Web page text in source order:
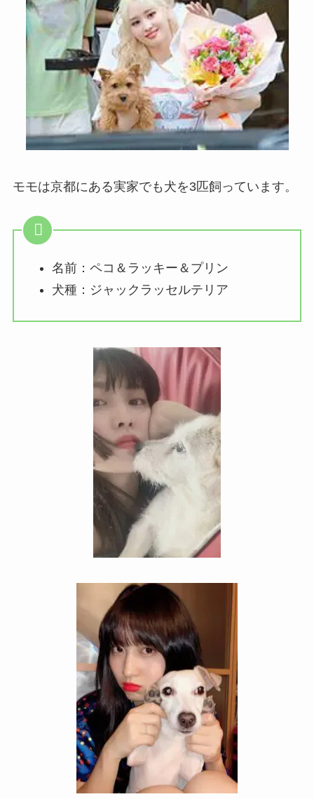
モモは京都にある実家でも犬を3匹飼っています。
名前：ペコ＆ラッキー＆プリン
犬種：ジャックラッセルテリア